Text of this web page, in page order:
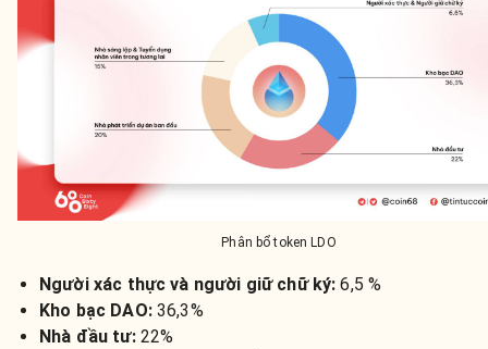
Phân bổ token LDO
Người xác thực và người giữ chữ ký:6,5 %
Kho bạc DAO: 36,3%
Nhà đầu tư: 22%